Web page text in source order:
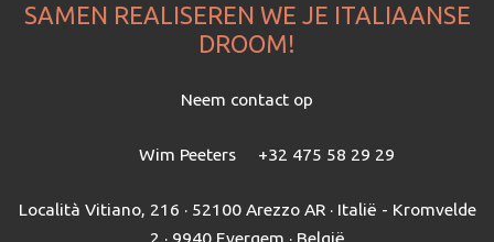
SAMEN REALISEREN WE JE ITALIAANSE
DROOM!
Neem contact op
Wim Peeters +32 475 58 29 29
Località Vitiano, 216 · 52100 Arezzo AR · Italië - Kromvelde
2 · 9940 Evergem · België